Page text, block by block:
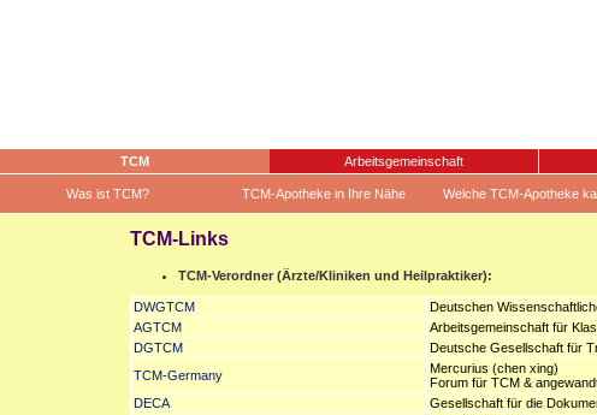
TCM Arbeitsgemeinschaft
Was ist TCM? TCM-Apotheke in Ihre Nähe Welche TCM-Apotheke
TCM-Links
TCM-Verordner (Ärzte/Kliniken und Heilpraktiker):
DWGTCM
Deutschen
AGTCM
Arbeitsgemeinschaft für
DGTCM
Deutsche Gesellschaft für
TCM-Germany
Mercurius (chen xing)
Forum für TCM &
DECA
Gesellschaft für die